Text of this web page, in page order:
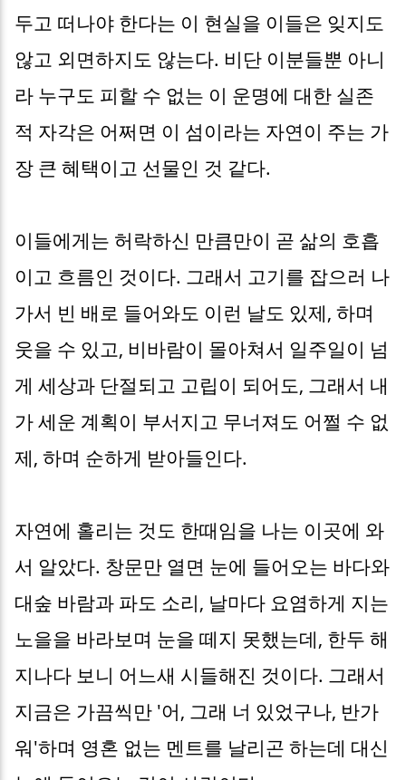
두고 떠나야 한다는 이 현실을 이들은 잊지도
않고 외면하지도 않는다. 비단 이분들뿐 아니
라 누구도 피할 수 없는 이 운명에 대한 실존
적 자각은 어쩌면 이 섬이라는 자연이 주는 가
장 큰 혜택이고 선물인 것 같다.
이들에게는 허락하신 만큼만이 곧 삶의 호흡
이고 흐름인 것이다. 그래서 고기를 잡으러 나
가서 빈 배로 들어와도 이런 날도 있제, 하며
웃을 수 있고, 비바람이 몰아쳐서 일주일이 넘
게 세상과 단절되고 고립이 되어도, 그래서 내
가 세운 계획이 부서지고 무너져도 어쩔 수 없
제, 하며 순하게 받아들인다.
자연에 홀리는 것도 한때임을 나는 이곳에 와
서 알았다. 창문만 열면 눈에 들어오는 바다와
대숲 바람과 파도 소리, 날마다 요염하게 지는
노을을 바라보며 눈을 떼지 못했는데, 한두 해
지나다 보니 어느새 시들해진 것이다. 그래서
지금은 가끔씩만 '어, 그래 너 있었구나, 반가
워'하며 영혼 없는 멘트를 날리곤 하는데 대신